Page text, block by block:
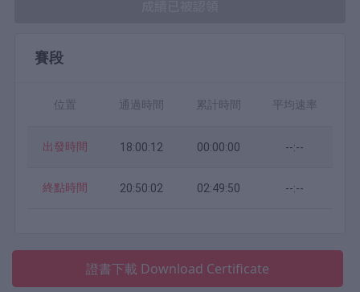
賽段
位置 通過時間 累計時間 平均速率
出發時間 18:00:12 00:00:00 --:--
終點時間 20:50:02 02:49:50 --:--
證書下載 Download Certificate